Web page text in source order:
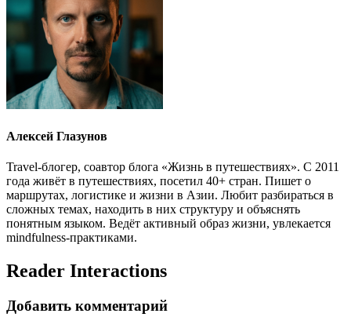
Алексей Глазунов
Travel-блогер, соавтор блога «Жизнь в путешествиях». С 2011
года живёт в путешествиях, посетил 40+ стран. Пишет о
маршрутах, логистике и жизни в Азии. Любит разбираться в
сложных темах, находить в них структуру и объяснять
понятным языком. Ведёт активный образ жизни, увлекается
mindfulness-практиками.
Reader Interactions
Добавить комментарий